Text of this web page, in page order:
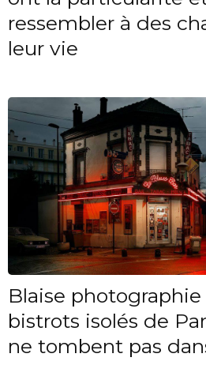
ressembler à des
leur vie
Blaise
bistrots isolés de
ne tombent pas